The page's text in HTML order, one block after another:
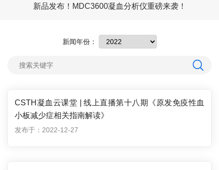
新品发布！MDC3600凝血分析仪重磅来袭！
新闻年份：
CSTH凝血云课堂 | 线上直播第十八期《原发免疫性血
小板减少症相关指南解读》
发布于：2022-12-27